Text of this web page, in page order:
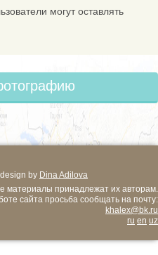
могут оставлять
by Dina Adilova
материалы принадлежат их авторам.
сайта просьба сообщать на почту:
khalex@bk.ru
ru en uz